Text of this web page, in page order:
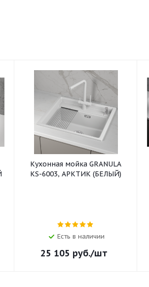
Кухонная мойка GRANULA
KS-6003, АРКТИК (БЕЛЫЙ)
Есть в наличии
25 105 руб./шт